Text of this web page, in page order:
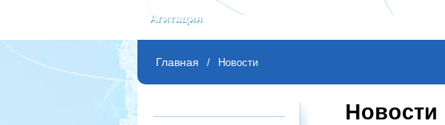
Агитация
Главная / Новости
Новости